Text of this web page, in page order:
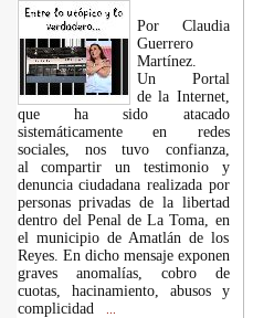
Por Claudia
Guerrero
Martínez.
​Un Portal
de la Internet,
que ha sido atacado
sistemáticamente en redes
sociales, nos tuvo confianza,
al compartir un testimonio y
denuncia ciudadana realizada por
personas privadas de la libertad
dentro del Penal de La Toma, en
el municipio de Amatlán de los
Reyes. En dicho mensaje exponen
graves anomalías, cobro de
cuotas, hacinamiento, abusos y
complicidad